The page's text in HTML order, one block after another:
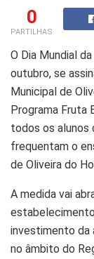
0
PARTILHAS
O Dia Mundial
outubro, se
Municipal de
Programa Fruta
todos os alunos
frequentam o
de Oliveira do
A medida vai
investimento da
no âmbito do